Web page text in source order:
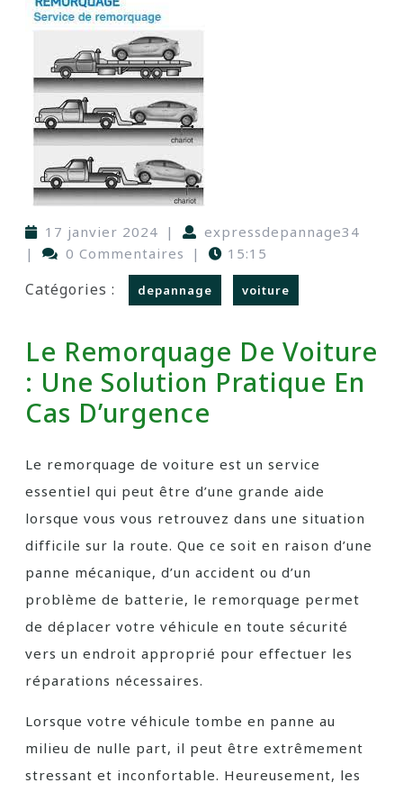
17 janvier 2024 |
expressdepannage34
|
0 Commentaires | 15:15
Catégories : depannage voiture
Le Remorquage De Voiture
: Une Solution Pratique En
Cas D’urgence
Le remorquage de voiture est un service
essentiel qui peut être d’une grande aide
lorsque vous vous retrouvez dans une situation
difficile sur la route. Que ce soit en raison d’une
panne mécanique, d’un accident ou d’un
problème de batterie, le remorquage permet
de déplacer votre véhicule en toute sécurité
vers un endroit approprié pour effectuer les
réparations nécessaires.
Lorsque votre véhicule tombe en panne au
milieu de nulle part, il peut être extrêmement
stressant et inconfortable. Heureusement, les